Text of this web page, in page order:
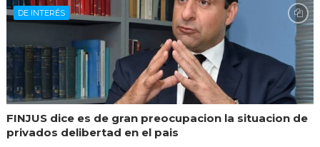
DE INTERÉS
FINJUS dice es de gran preocupacion la situacion de
privados delibertad en el pais